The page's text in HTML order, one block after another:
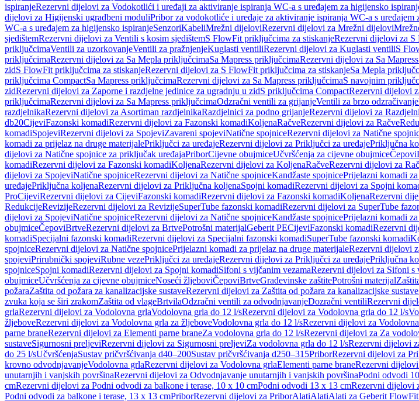
ispiranjeRezervni dijelovi za Vodokotlići i uređaji za aktiviranje ispiranja WC-a s uređajem za higijensko
dijelovi za Higijenski ugradbeni moduliPribor za vodokotliće i uređaje za aktiviranje ispiranja WC-a s uređajem
WC-a s uređajem za higijensko ispiranjeSenzoriKabeliMrežni dijeloviRezervni dijelovi za Mrežni dijelovi
sjedištemRezervni dijelovi za Ventili s kosim sjedištemS FlowFit priključcima za stiskanjeRezervni dijelovi za
priključcimaVentili za uzorkovanjeVentili za pražnjenjeKuglasti ventiliRezervni dijelovi za Kuglasti ventiliS
priključcimaRezervni dijelovi za Sa Mepla priključcimaSa Mapress priključcimaRezervni dijelovi za Sa
zidS FlowFit priključcima za stiskanjeRezervni dijelovi za S FlowFit priključcima za stiskanjeSa Mepla
priključcima CompactSa Mapress priključcimaRezervni dijelovi za Sa Mapress priključcimaS navojnim
zidRezervni dijelovi za Zaporne i razdjelne jedinice za ugradnju u zidS priključcima CompactRezervni dijelovi
priključcimaRezervni dijelovi za Sa Mapress priključcimaOdzračni ventili za grijanjeVentili za brzo odzračivanje
razdjelnikaRezervni dijelovi za Asortiman razdjelnikaRazdjelnici za podno grijanjeRezervni dijelovi za
db20CijeviFazonski komadiRezervni dijelovi za Fazonski komadiKoljenaRačveRezervni dijelovi za Račve
komadiSpojeviRezervni dijelovi za SpojeviZavareni spojeviNatične spojniceRezervni dijelovi za Natične
komadi za prijelaz na druge materijalePriključci za uređajeRezervni dijelovi za Priključci za uređajePriključna
dijelovi za Natične spojnice za priključak uređajaPriborCijevne obujmiceUčvršćenja za cijevne obujmiceČepovi
komadiRezervni dijelovi za Fazonski komadiKoljenaRezervni dijelovi za KoljenaRačveRezervni dijelovi za
dijelovi za SpojeviNatične spojniceRezervni dijelovi za Natične spojniceKandžaste spojnicePrijelazni komadi
uređajePriključna koljenaRezervni dijelovi za Priključna koljenaSpojni komadiRezervni dijelovi za Spojni
ProCijeviRezervni dijelovi za CijeviFazonski komadiRezervni dijelovi za Fazonski komadiKoljenaRezervni
RedukcijeRevizijeRezervni dijelovi za RevizijeSuperTube fazonski komadiRezervni dijelovi za SuperTube
dijelovi za SpojeviNatične spojniceRezervni dijelovi za Natične spojniceKandžaste spojnicePrijelazni komadi
obujmiceČepoviBrtveRezervni dijelovi za BrtvePotrošni materijalGeberit PECijeviFazonski komadiRezervni
komadiSpecijalni fazonski komadiRezervni dijelovi za Specijalni fazonski komadiSuperTube fazonski komadi
spojniceRezervni dijelovi za Natične spojnicePrijelazni komadi za prijelaz na druge materijaleRezervni dijelovi
spojeviPrirubnički spojeviRubne vezePriključci za uređajeRezervni dijelovi za Priključci za uređajePriključna
spojniceSpojni komadiRezervni dijelovi za Spojni komadiSifoni s vijčanim vezamaRezervni dijelovi za Sifoni s
obujmiceUčvršćenja za cijevne obujmiceNoseći žljeboviČepoviBrtveGrađevinske zaštitePotrošni materijal
požaraZaštita od požara za kanalizacijske sustaveRezervni dijelovi za Zaštita od požara za kanalizacijske sustave
zvuka koja se širi zrakomZaštita od vlageBrtvilaOdzračni ventili za odvodnjavanjeDozračni ventiliRezervni
grlaRezervni dijelovi za Vodolovna grlaVodolovna grla do 12 l/sRezervni dijelovi za Vodolovna grla do 12 l/s
žljeboveRezervni dijelovi za Vodolovna grla za žljeboveVodolovna grla do 12 l/sRezervni dijelovi za
parne braneRezervni dijelovi za Elementi parne braneZa vodolovna grla do 12 l/sRezervni dijelovi za Za
sustaveSigurnosni preljeviRezervni dijelovi za Sigurnosni preljeviZa vodolovna grla do 12 l/sRezervni dijelovi
do 25 l/sUčvršćenjaSustav pričvršćivanja d40–200Sustav pričvršćivanja d250–315PriborRezervni dijelovi za
krovno odvodnjavanjeVodolovna grlaRezervni dijelovi za Vodolovna grlaElementi parne braneRezervni
unutarnjih i vanjskih površinaRezervni dijelovi za Odvodnjavanje unutarnjih i vanjskih površinaPodni odvodi
cmRezervni dijelovi za Podni odvodi za balkone i terase, 10 x 10 cmPodni odvodi 13 x 13 cmRezervni dijelovi
Podni odvodi za balkone i terase, 13 x 13 cmPriborRezervni dijelovi za PriborAlatiAlatiAlati za Geberit FlowFit